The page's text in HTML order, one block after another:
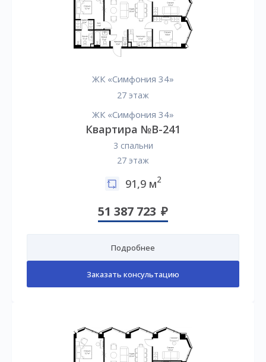
ЖК «Симфония 34»
27 этаж
ЖК «Симфония 34»
Квартира №B-241
3 спальни
27 этаж
91,9 м2
51 387 723
Подробнее
Заказать консультацию